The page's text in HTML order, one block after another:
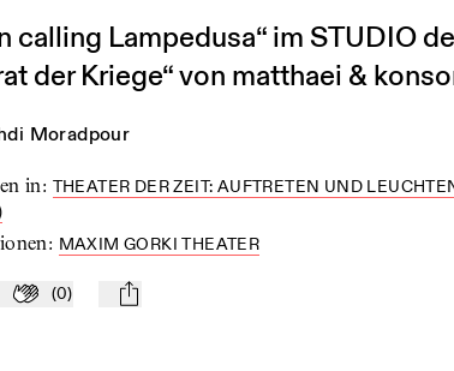
calling Lampedusa“ im STUDIO
der Kriege“ von matthaei &
Moradpour
in: THEATER DER ZEIT: AUFTRETEN UND
: MAXIM GORKI THEATER
TdZ hinzufügen
Applaudieren
(0) mail